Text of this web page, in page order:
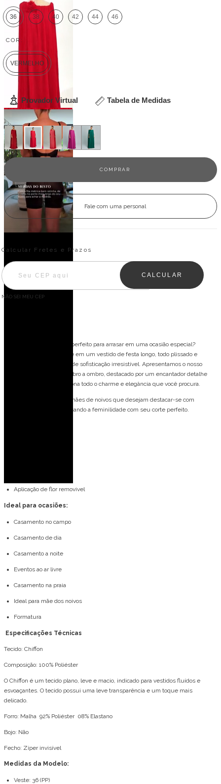
36 38 40 42 44 46
COR:
VERMELHO
Provador Virtual Tabela de Medidas
Veja outras opções
Fale com uma personal
Entregas para o CEP:
Calcular Fretes e Prazos
CALCULAR
NÃO SEI MEU CEP
O Vestido de festa longo, perfeito para arrasar em uma ocasião especial?
Imagine-se deslumbrante em um vestido de festa longo, todo plissado e
elegante, com um toque de sofisticação irresistível. Apresentamos o nosso
deslumbrante vestido ombro a ombro, destacado por um encantador detalhe
floral no ombro, que adiciona todo o charme e elegância que você procura.
Este vestido é ideal para mães de noivos que desejam destacar-se com
elegância e glamour, realçando a feminilidade com seu corte perfeito.
Aplicação de flor removivel
Ideal para ocasiões:
Casamento no campo
Casamento de dia
Casamento a noite
Eventos ao ar livre
Casamento na praia
Ideal para mãe dos noivos
Formatura
Especificações Técnicas
Tecido: Chiffon
Composição: 100% Poliéster
O Chiffon é um tecido plano, leve e macio, indicado para vestidos fluídos e
esvoaçantes. O tecido possui uma leve transparência e um toque mais
delicado.
Forro: Malha 92% Poliéster 08% Elastano
Bojo: Não
Fecho: Zíper invisível
Medidas da Modelo:
Veste: 36 (PP)